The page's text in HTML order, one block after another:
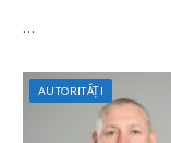
…
AUTORITĂȚI